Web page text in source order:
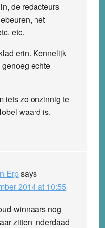
de redacteurs
het
etc.
erin. Kennelijk
echte
iets zo onzinnig te
waard is.
Erpsays
2014 at 10:55
winnaars nog
zitten inderdaad